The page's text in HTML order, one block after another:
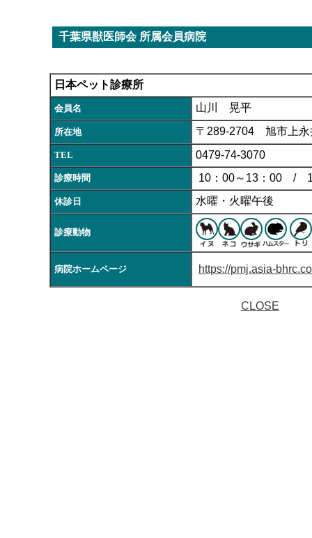
千葉県獣医師会 所属会員病院
日本ペット診療所
会員名 山川 晃平
所在地 〒289-2704 旭市上永
TEL 0479-74-3070
診療時間 10：00～13：00 /
休診日 水曜・火曜午後
診療動物
病院ホームページ https://pmj.asia-
CLOSE